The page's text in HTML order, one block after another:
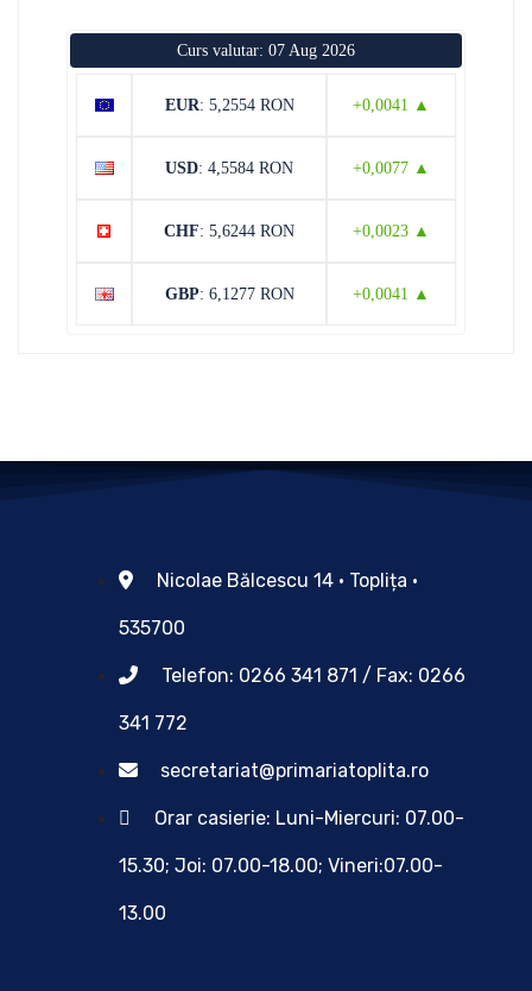
Curs valutar: 07 Aug 2026
EUR: 5,2554 RON +0,0041 ▲
USD: 4,5584 RON +0,0077 ▲
CHF: 5,6244 RON +0,0023 ▲
GBP: 6,1277 RON +0,0041 ▲
Nicolae Bălcescu 14 • Toplița •
535700
Telefon: 0266 341 871 / Fax: 0266
341 772
secretariat@primariatoplita.ro
Orar casierie: Luni-Miercuri: 07.00-
15.30; Joi: 07.00-18.00; Vineri:07.00-
13.00